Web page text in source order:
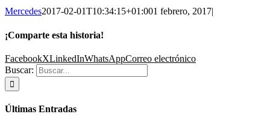
Mercedes2017-02-01T10:34:15+01:001 febrero, 2017|
¡Comparte esta historia!
FacebookXLinkedInWhatsAppCorreo electrónico
Buscar:
Últimas Entradas